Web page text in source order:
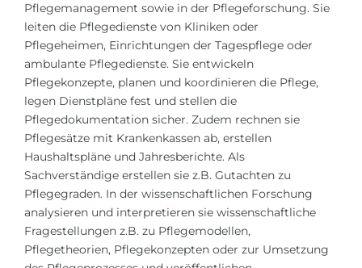
Bundesländer
Städte
BERUFE
Berufe
Studienfächer
Beispiel-Stellenangebote
BERUFSORIENTIERUNG
Holland-Test
Bachelorabschluss
Masterabschluss
BEWERBEN FÜR FACHRICHTUNG …
Medizin
Ingenieurwesen
Physik
Management
Anderes Fach
BEWERBEN AUS …
Pflegemanagement sowie in der Pflegeforschung. Sie
leiten die Pflegedienste von Kliniken oder
Pflegeheimen, Einrichtungen der Tagespflege oder
ambulante Pflegedienste. Sie entwickeln
Pflegekonzepte, planen und koordinieren die Pflege,
legen Dienstpläne fest und stellen die
Pflegedokumentation sicher. Zudem rechnen sie
Pflegesätze mit Krankenkassen ab, erstellen
Haushaltspläne und Jahresberichte. Als
Sachverständige erstellen sie z.B. Gutachten zu
Pflegegraden. In der wissenschaftlichen Forschung
analysieren und interpretieren sie wissenschaftliche
Fragestellungen z.B. zu Pflegemodellen,
Pflegetheorien, Pflegekonzepten oder zur Umsetzung